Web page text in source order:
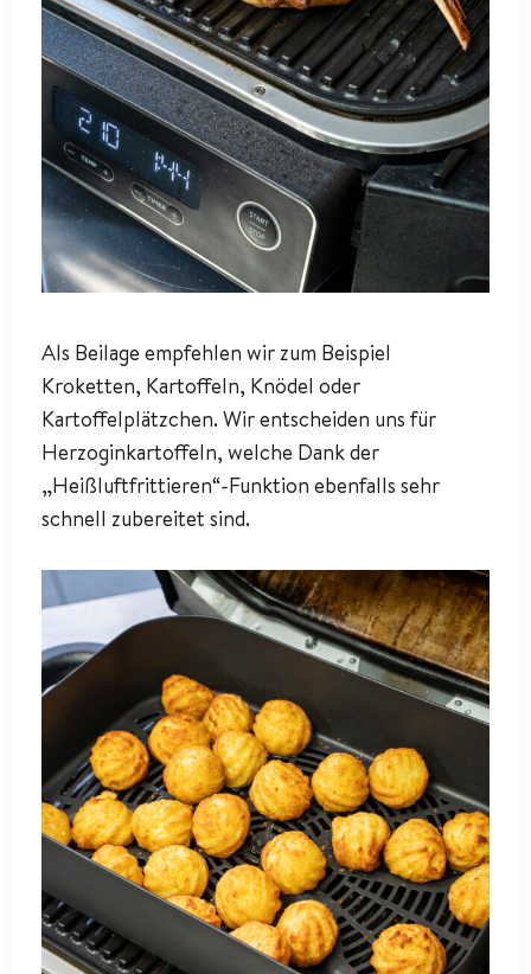
Als Beilage empfehlen wir zum Beispiel
Kroketten, Kartoffeln, Knödel oder
Kartoffelplätzchen. Wir entscheiden uns für
Herzoginkartoffeln, welche Dank der
„Heißluftfrittieren“-Funktion ebenfalls sehr
schnell zubereitet sind.